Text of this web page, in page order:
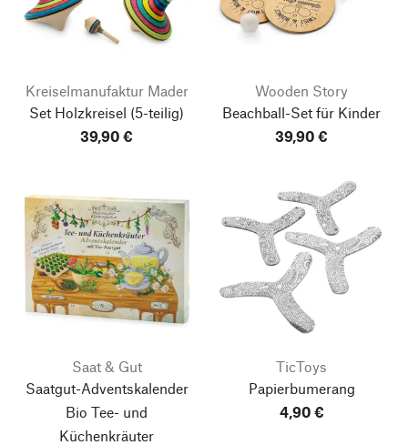
Kreiselmanufaktur Mader
Set Holzkreisel (5-teilig)
39,90 €
Wooden Story
Beachball-Set für Kinder
39,90 €
Saat & Gut
Saatgut-Adventskalender
Bio Tee- und
Küchenkräuter
TicToys
Papierbumerang
4,90 €